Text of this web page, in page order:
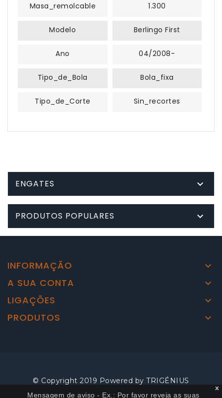
Masa_remolcable 1.300
Modelo Berlingo First
Ano 04/2008-
Tipo_de_Bola Bola_fixa
Tipo_de_Corte Sin_recortes
ENGATES 
PRODUTOS POPULARES 
INFORMAÇÃO 
A SUA CONTA 
LIGAÇÕES 
PRODUTOS 
© Copyright 2019 Powered byTRIGÉNIUS
x
Mensagem de aviso - Ex.: Por favor reveja as suas